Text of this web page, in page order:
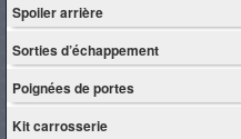
Spoiler arrière
Sorties d’échappement
Poignées de portes
Kit carrosserie